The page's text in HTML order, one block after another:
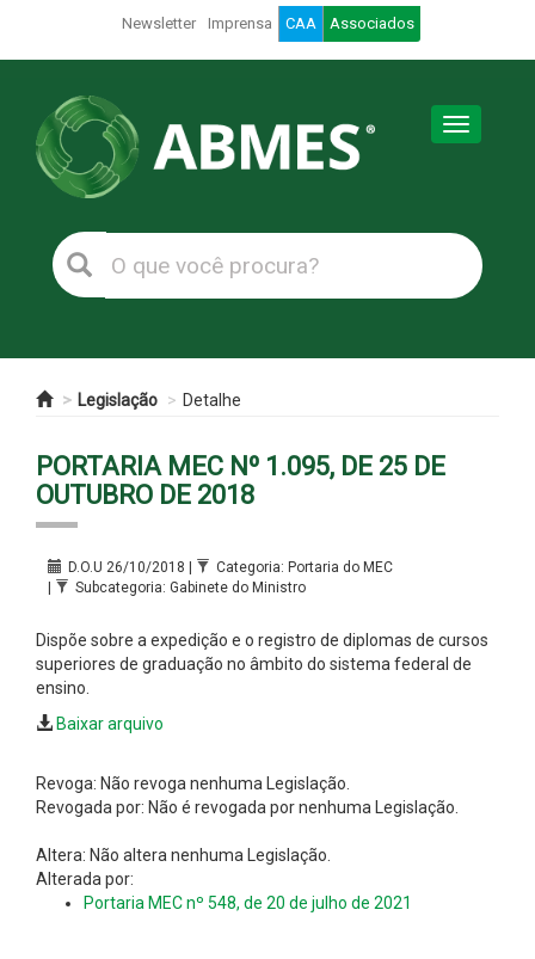
Newsletter Imprensa CAA Associados
Toggle
Legislação Detalhe
PORTARIA MEC Nº 1.095, DE 25 DE
OUTUBRO DE 2018
D.O.U 26/10/2018 |
Categoria: Portaria do MEC
|
Subcategoria: Gabinete do Ministro
Dispõe sobre a expedição e o registro de diplomas de cursos
superiores de graduação no âmbito do sistema federal de
ensino.
Baixar arquivo
Revoga: Não revoga nenhuma Legislação.
Revogada por: Não é revogada por nenhuma Legislação.
Altera: Não altera nenhuma Legislação.
Alterada por:
Portaria MEC nº 548, de 20 de julho de 2021